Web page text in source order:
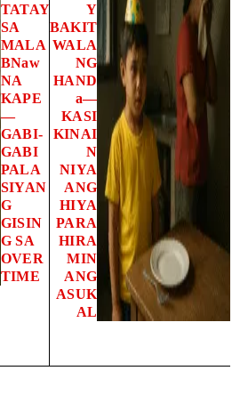
TATAY
SA
MALA
BNaw
NA
KAPE
—
GABI-
GABI
PALA
SIYAN
G
GISIN
G SA
OVER
TIME
Y
BAKIT
WALA
NG
HAND
a—
KASI
KINAI
N
NIYA
ANG
HIYA
PARA
HIRA
MIN
ANG
ASUK
AL